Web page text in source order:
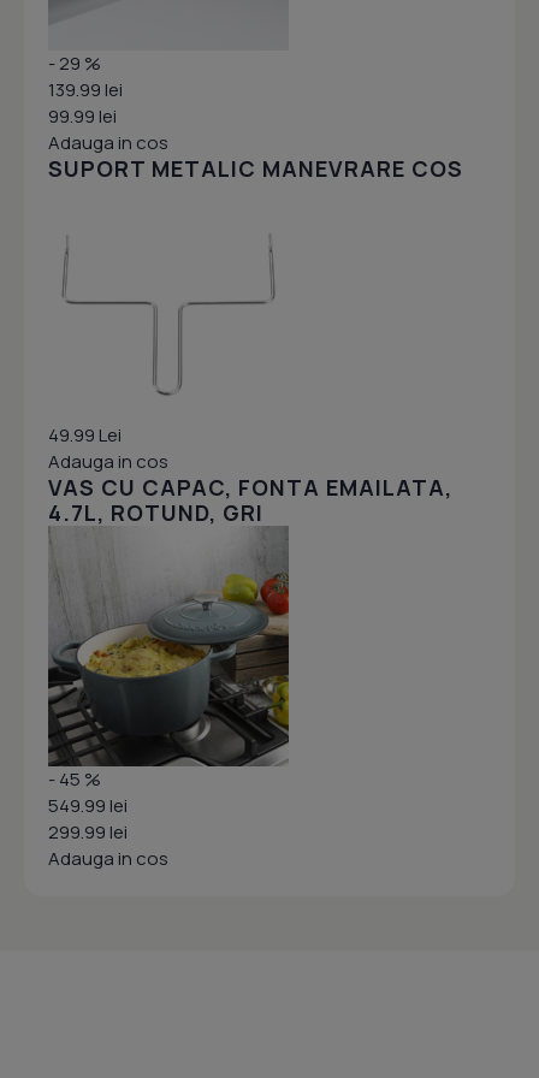
- 29 %
139.99 lei
99.99 lei
Adauga in cos
SUPORT METALIC MANEVRARE COS
49.99 Lei
Adauga in cos
VAS CU CAPAC, FONTA EMAILATA,
4.7L, ROTUND, GRI
- 45 %
549.99 lei
299.99 lei
Adauga in cos